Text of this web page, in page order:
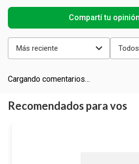
Más reciente Todos
Cargando comentarios…
Recomendados para vos